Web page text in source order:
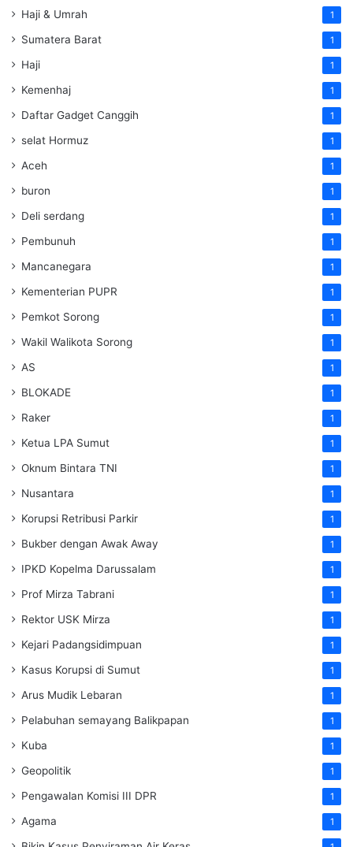
Haji & Umrah 1
Sumatera Barat 1
Haji 1
Kemenhaj 1
Daftar Gadget Canggih 1
selat Hormuz 1
Aceh 1
buron 1
Deli serdang 1
Pembunuh 1
Mancanegara 1
Kementerian PUPR 1
Pemkot Sorong 1
Wakil Walikota Sorong 1
AS 1
BLOKADE 1
Raker 1
Ketua LPA Sumut 1
Oknum Bintara TNI 1
Nusantara 1
Korupsi Retribusi Parkir 1
Bukber dengan Awak Away 1
IPKD Kopelma Darussalam 1
Prof Mirza Tabrani 1
Rektor USK Mirza 1
Kejari Padangsidimpuan 1
Kasus Korupsi di Sumut 1
Arus Mudik Lebaran 1
Pelabuhan semayang Balikpapan 1
Kuba 1
Geopolitik 1
Pengawalan Komisi III DPR 1
Agama 1